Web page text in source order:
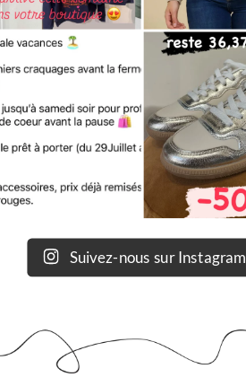
Suivez-nous sur Instagram